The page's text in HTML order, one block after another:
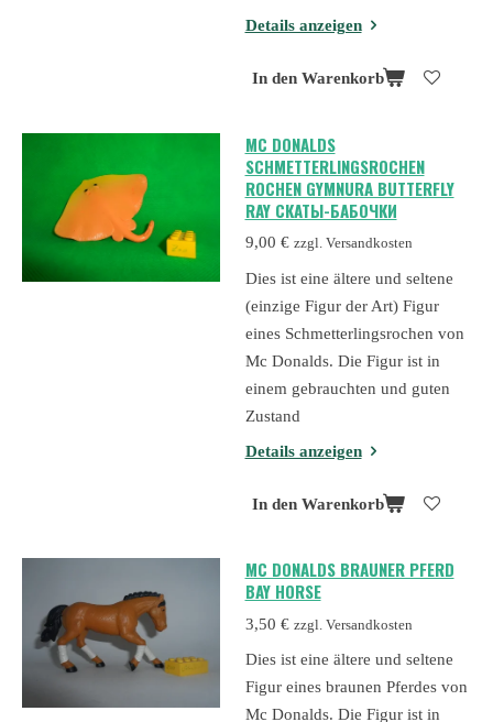
Details anzeigen
In den Warenkorb
MC DONALDS
SCHMETTERLINGSROCHEN
ROCHEN GYMNURA BUTTERFLY
RAY СКАТЫ-БАБОЧКИ
9,00 € zzgl. Versandkosten
Dies ist eine ältere und seltene
(einzige Figur der Art) Figur
eines Schmetterlingsrochen von
Mc Donalds. Die Figur ist in
einem gebrauchten und guten
Zustand
Details anzeigen
In den Warenkorb
MC DONALDS BRAUNER PFERD
BAY HORSE
3,50 € zzgl. Versandkosten
Dies ist eine ältere und seltene
Figur eines braunen Pferdes von
Mc Donalds. Die Figur ist in